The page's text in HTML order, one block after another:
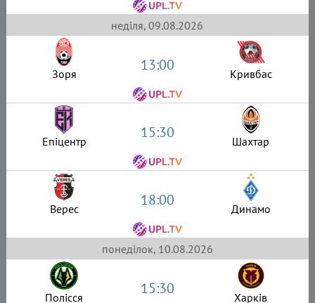
неділя, 09.08.2026
Зоря 13:00 Кривбас
Епіцентр 15:30 Шахтар
Верес 18:00 Динамо
понеділок, 10.08.2026
Полісся 15:30 Харків